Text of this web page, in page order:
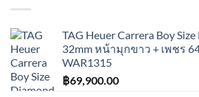
TAG Heuer Carrera Boy
32mm หน้ามุกขาว + เพชร
WAR1315
฿69,900.00